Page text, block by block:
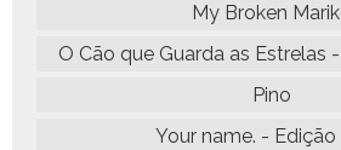
My Broken
O Cão que Guarda as Estrelas
Pino
Your name. - Edição